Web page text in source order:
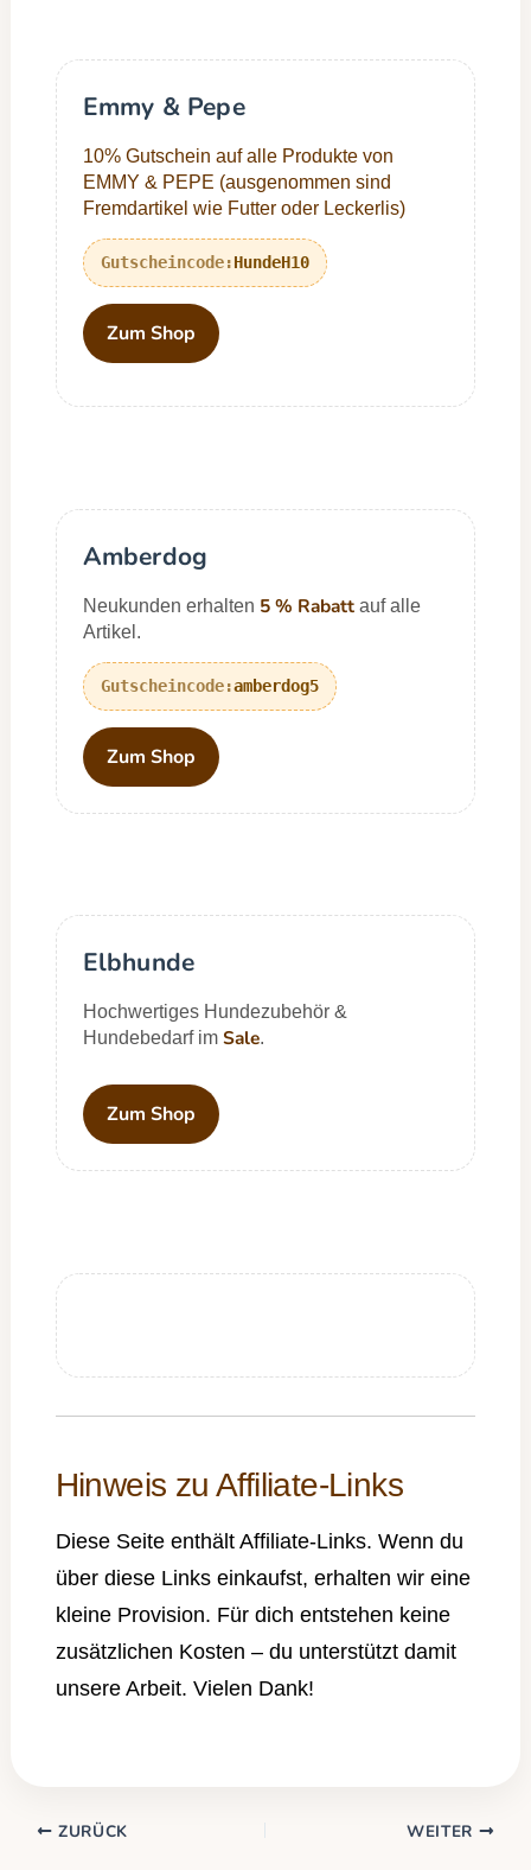
Emmy & Pepe
10% Gutschein auf alle Produkte von
EMMY & PEPE (ausgenommen sind
Fremdartikel wie Futter oder Leckerlis)
HundeH10
Zum Shop
Amberdog
Neukunden erhalten 5 % Rabattauf alle
Artikel.
amberdog5
Zum Shop
Elbhunde
Hochwertiges Hundezubehör &
Hundebedarf im Sale.
Zum Shop
Hinweis zu Affiliate-Links
Diese Seite enthält Affiliate-Links. Wenn du
über diese Links einkaufst, erhalten wir eine
kleine Provision. Für dich entstehen keine
zusätzlichen Kosten – du unterstützt damit
unsere Arbeit. Vielen Dank!
ZURÜCK WEITER